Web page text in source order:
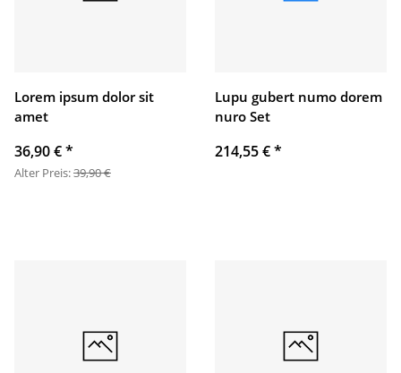
Lorem ipsum dolor sit
amet
36,90 €*
Alter Preis:39,90 €
Lupu gubert numo dorem
nuro Set
214,55 €*